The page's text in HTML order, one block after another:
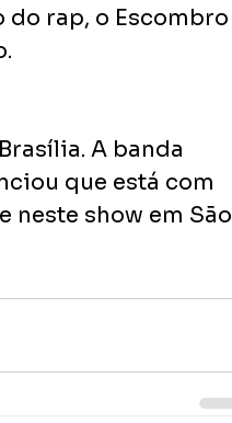
rap, o Escombro
A banda
que está com
neste show em São